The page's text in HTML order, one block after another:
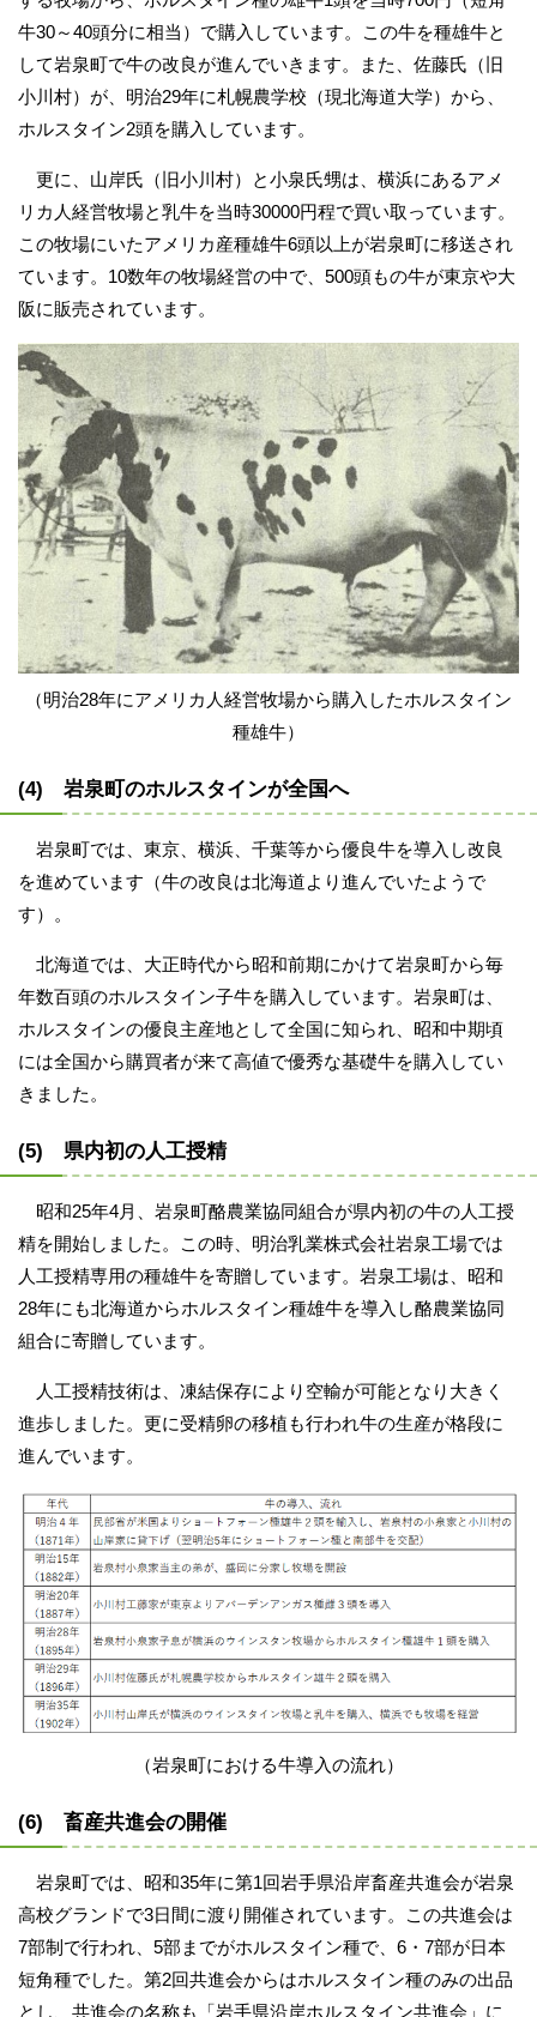
牛30～40頭分に相当）で購入しています。この牛を種雄牛と
して岩泉町で牛の改良が進んでいきます。また、佐藤氏（旧
小川村）が、明治29年に札幌農学校（現北海道大学）から、
ホルスタイン2頭を購入しています。
更に、山岸氏（旧小川村）と小泉氏甥は、横浜にあるアメ
リカ人経営牧場と乳牛を当時30000円程で買い取っています。
この牧場にいたアメリカ産種雄牛6頭以上が岩泉町に移送され
ています。10数年の牧場経営の中で、500頭もの牛が東京や大
阪に販売されています。
（明治28年にアメリカ人経営牧場から購入したホルスタイン
種雄牛）
(4) 岩泉町のホルスタインが全国へ
岩泉町では、東京、横浜、千葉等から優良牛を導入し改良
を進めています（牛の改良は北海道より進んでいたようで
す）。
北海道では、大正時代から昭和前期にかけて岩泉町から毎
年数百頭のホルスタイン子牛を購入しています。岩泉町は、
ホルスタインの優良主産地として全国に知られ、昭和中期頃
には全国から購買者が来て高値で優秀な基礎牛を購入してい
きました。
(5) 県内初の人工授精
昭和25年4月、岩泉町酪農業協同組合が県内初の牛の人工授
精を開始しました。この時、明治乳業株式会社岩泉工場では
人工授精専用の種雄牛を寄贈しています。岩泉工場は、昭和
28年にも北海道からホルスタイン種雄牛を導入し酪農業協同
組合に寄贈しています。
人工授精技術は、凍結保存により空輸が可能となり大きく
進歩しました。更に受精卵の移植も行われ牛の生産が格段に
進んでいます。
（岩泉町における牛導入の流れ）
(6) 畜産共進会の開催
岩泉町では、昭和35年に第1回岩手県沿岸畜産共進会が岩泉
高校グランドで3日間に渡り開催されています。この共進会は
7部制で行われ、5部までがホルスタイン種で、6・7部が日本
短角種でした。第2回共進会からはホルスタイン種のみの出品
とし、共進会の名称も「岩手県沿岸ホルスタイン共進会」に